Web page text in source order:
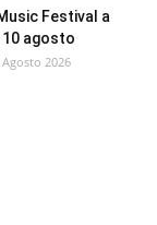
Festival a
10 agosto
Agosto 2026